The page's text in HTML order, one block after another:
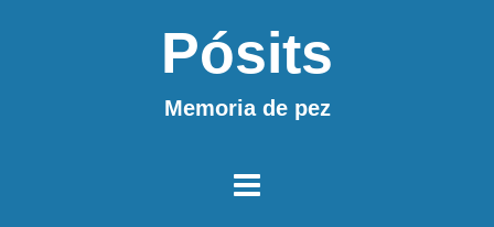
Pósits
Memoria de pez